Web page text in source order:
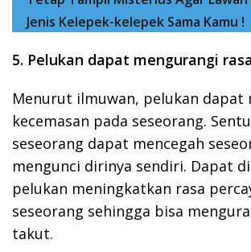
Jenis Kelepek-kelepek Sama Kamu !
5. Pelukan dapat mengurangi
Menurut ilmuwan, pelukan dapat
kecemasan pada seseorang.
seseorang dapat mencegah
mengunci dirinya sendiri. Dapat
pelukan meningkatkan rasa
seseorang sehingga bisa
takut.